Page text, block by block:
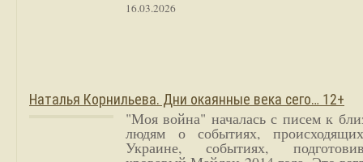
16.03.2026
Наталья Корнильева. Дни окаянные века сего… 12+
"Моя война" началась с писем к
людям о событиях,
Украине, событиях,